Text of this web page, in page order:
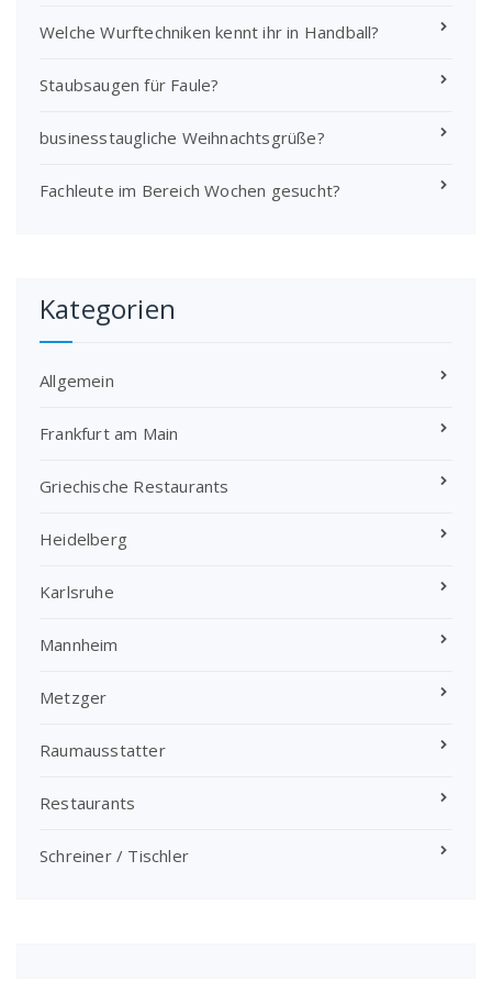
Welche Wurftechniken kennt ihr in Handball?
Staubsaugen für Faule?
businesstaugliche Weihnachtsgrüße?
Fachleute im Bereich Wochen gesucht?
Kategorien
Allgemein
Frankfurt am Main
Griechische Restaurants
Heidelberg
Karlsruhe
Mannheim
Metzger
Raumausstatter
Restaurants
Schreiner / Tischler